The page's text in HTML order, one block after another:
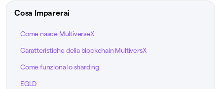
Cosa Imparerai
Come nasce MultiverseX
Caratteristiche della blockchain MultiversX
Come funziona lo sharding
EGLD